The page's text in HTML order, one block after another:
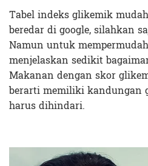
Tabel indeks glikemik
beredar di google, silahkan
Namun untuk
menjelaskan sedikit
Makanan dengan skor
berarti memiliki kandungan
harus dihindari.